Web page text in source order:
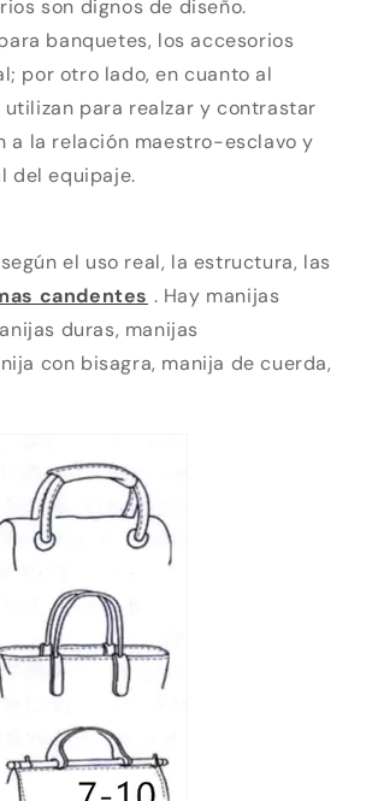
son dignos de diseño.
banquetes, los accesorios
por otro lado, en cuanto al
para realzar y contrastar
a la relación maestro-esclavo y
del equipaje.
el uso real, la estructura, las
candentes . Hay manijas
duras, manijas
con bisagra, manija de cuerda,